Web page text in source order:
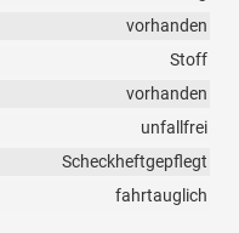
vorhanden
Stoff
vorhanden
unfallfrei
Scheckheftgepflegt
fahrtauglich